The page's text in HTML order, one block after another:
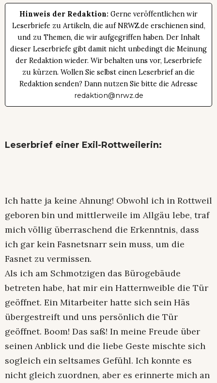
Hinweis der Redaktion: Gerne veröffentlichen wir
Leserbriefe zu Artikeln, die auf NRWZ.de erschienen sind,
und zu Themen, die wir aufgegriffen haben. Der Inhalt
dieser Leserbriefe gibt damit nicht unbedingt die Meinung
der Redaktion wieder. Wir behalten uns vor, Leserbriefe
zu kürzen. Wollen Sie selbst einen Leserbrief an die
Redaktion senden? Dann nutzen Sie bitte die Adresse
redaktion@nrwz.de
Leserbrief einer Exil-Rottweilerin:
Ich hatte ja keine Ahnung! Obwohl ich in Rottweil
geboren bin und mittlerweile im Allgäu lebe, traf
mich völlig überraschend die Erkenntnis, dass
ich gar kein Fasnetsnarr sein muss, um die
Fasnet zu vermissen.
Als ich am Schmotzigen das Bürogebäude
betreten habe, hat mir ein Hatternweible die Tür
geöffnet. Ein Mitarbeiter hatte sich sein Häs
übergestreift und uns persönlich die Tür
geöffnet. Boom! Das saß! In meine Freude über
seinen Anblick und die liebe Geste mischte sich
sogleich ein seltsames Gefühl. Ich konnte es
nicht gleich zuordnen, aber es erinnerte mich an